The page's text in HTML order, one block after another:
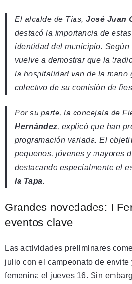
El alcalde de Tías, José Juan
destacó la importancia de
identidad del municipio.
vuelve a demostrar que la
la hospitalidad van de la mano
colectivo de su comisión de
Por su parte, la concejala de
Hernández, explicó que han
programación variada. El
pequeños, jóvenes y mayores
destacando especialmente el
la Tapa.
Grandes novedades: I
eventos clave
Las actividades preliminares
julio con el campeonato de envite
femenina el jueves 16. Sin